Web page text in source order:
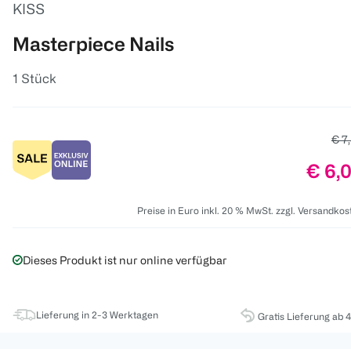
KISS
Masterpiece Nails
1 Stück
€
€
Preise in Euro inkl. 20 % MwSt. zzgl.
Dieses Produkt ist nur online verfügbar
Lieferung in 2-3 Werktagen Gratis Lieferung ab